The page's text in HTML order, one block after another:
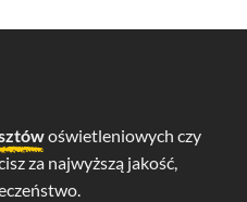
oświetleniowych czy
za najwyższą jakość,